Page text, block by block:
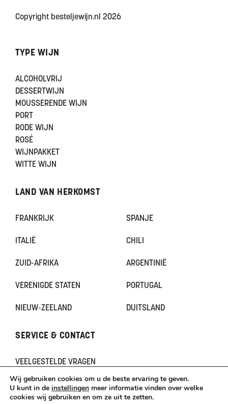
Copyright besteljewijn.nl 2026
TYPE WIJN
ALCOHOLVRIJ
DESSERTWIJN
MOUSSERENDE WIJN
PORT
RODE WIJN
ROSÉ
WIJNPAKKET
WITTE WIJN
LAND VAN HERKOMST
FRANKRIJK SPANJE
ITALIË CHILI
ZUID-AFRIKA ARGENTINIË
VERENIGDE STATEN PORTUGAL
NIEUW-ZEELAND DUITSLAND
SERVICE & CONTACT
VEELGESTELDE VRAGEN
CONTACT
KLACHTEN
TERUGBETAAL- EN RETOURNERINGSBELEID
Wij gebruiken cookies om u de beste ervaring te geven.
U kunt in de instellingen meer informatie vinden over welke
cookies wij gebruiken en om ze uit te zetten.